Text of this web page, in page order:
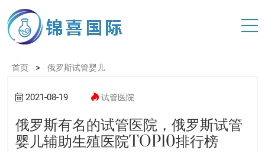
首页 > 俄罗斯试管婴儿
2021-08-19 试管医院
俄罗斯有名的试管医院，俄罗斯试管
婴儿辅助生殖医院TOP10排行榜